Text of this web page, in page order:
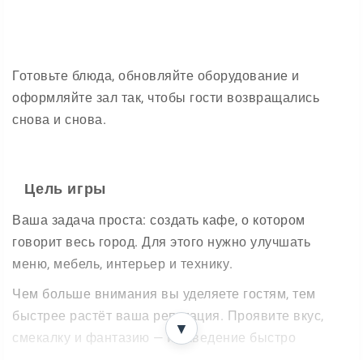
Готовьте блюда, обновляйте оборудование и
оформляйте зал так, чтобы гости возвращались
снова и снова.
Цель игры
Ваша задача проста: создать кафе, о котором
говорит весь город. Для этого нужно улучшать
меню, мебель, интерьер и технику.
Чем больше внимания вы уделяете гостям, тем
быстрее растёт ваша репутация. Проявите вкус,
смекалку и фантазию — и заведение быстро
▼